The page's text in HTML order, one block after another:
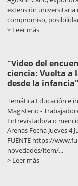
extensión universitaria
compromiso,
> Leer más
"Video del
ciencia: Vuelta a
desde la
Temática Educación e
Magisterio -
Entrevistado/a o
Arenas Fecha Jueves 4
FUENTE https://
novedades/item/...
> Leer más